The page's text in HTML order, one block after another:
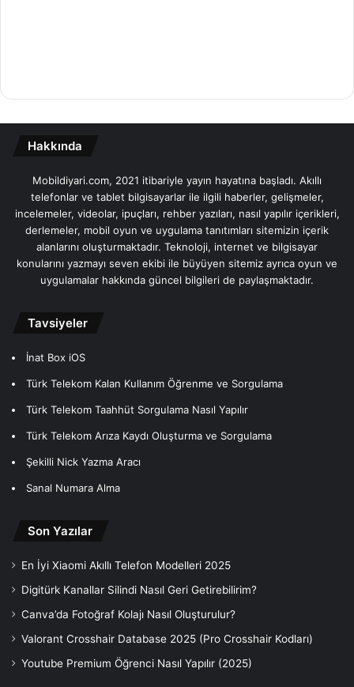
Hakkında
Mobildiyari.com, 2021 itibariyle yayın hayatına başladı. Akıllı
telefonlar ve tablet bilgisayarlar ile ilgili haberler, gelişmeler,
incelemeler, videolar, ipuçları, rehber yazıları, nasıl yapılır içerikleri,
derlemeler, mobil oyun ve uygulama tanıtımları sitemizin içerik
alanlarını oluşturmaktadır. Teknoloji, internet ve bilgisayar
konularını yazmayı seven ekibi ile büyüyen sitemiz ayrıca oyun ve
uygulamalar hakkında güncel bilgileri de paylaşmaktadır.
Tavsiyeler
İnat Box iOS
Türk Telekom Kalan Kullanım Öğrenme ve Sorgulama
Türk Telekom Taahhüt Sorgulama Nasıl Yapılır
Türk Telekom Arıza Kaydı Oluşturma ve Sorgulama
Şekilli Nick Yazma Aracı
Sanal Numara Alma
Son Yazılar
En İyi Xiaomi Akıllı Telefon Modelleri 2025
Digitürk Kanallar Silindi Nasıl Geri Getirebilirim?
Canva’da Fotoğraf Kolajı Nasıl Oluşturulur?
Valorant Crosshair Database 2025 (Pro Crosshair Kodları)
Youtube Premium Öğrenci Nasıl Yapılır (2025)